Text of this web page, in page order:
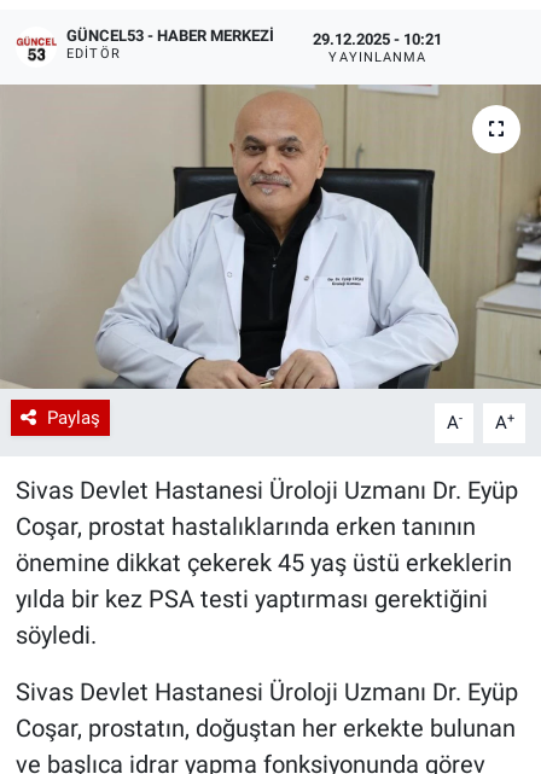
GÜNCEL53 - HABER MERKEZI
EDITÖR
29.12.2025 - 10:21
YAYINLANMA
Paylaş A- A+
Sivas Devlet Hastanesi Üroloji Uzmanı Dr. Eyüp
Coşar, prostat hastalıklarında erken tanının
önemine dikkat çekerek 45 yaş üstü erkeklerin
yılda bir kez PSA testi yaptırması gerektiğini
söyledi.
Sivas Devlet Hastanesi Üroloji Uzmanı Dr. Eyüp
Coşar, prostatın, doğuştan her erkekte bulunan
ve başlıca idrar yapma fonksiyonunda görev